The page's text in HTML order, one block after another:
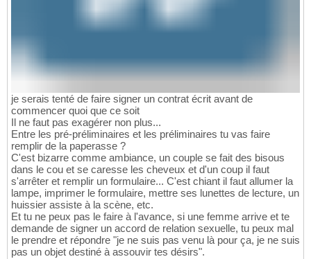
je serais tenté de faire signer un contrat écrit avant de
commencer quoi que ce soit
Il ne faut pas exagérer non plus...
Entre les pré-préliminaires et les préliminaires tu vas faire
remplir de la paperasse ?
C'est bizarre comme ambiance, un couple se fait des bisous
dans le cou et se caresse les cheveux et d'un coup il faut
s'arrêter et remplir un formulaire... C'est chiant il faut allumer la
lampe, imprimer le formulaire, mettre ses lunettes de lecture, un
huissier assiste à la scène, etc.
Et tu ne peux pas le faire à l'avance, si une femme arrive et te
demande de signer un accord de relation sexuelle, tu peux mal
le prendre et répondre "je ne suis pas venu là pour ça, je ne suis
pas un objet destiné à assouvir tes désirs".